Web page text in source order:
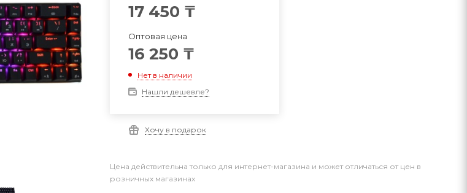
17 450 ₸
Оптовая цена
16 250 ₸
Нет в наличии
Нашли дешевле?
Хочу в подарок
Цена действительна только для интернет-магазина и может отличаться от цен в
розничных магазинах